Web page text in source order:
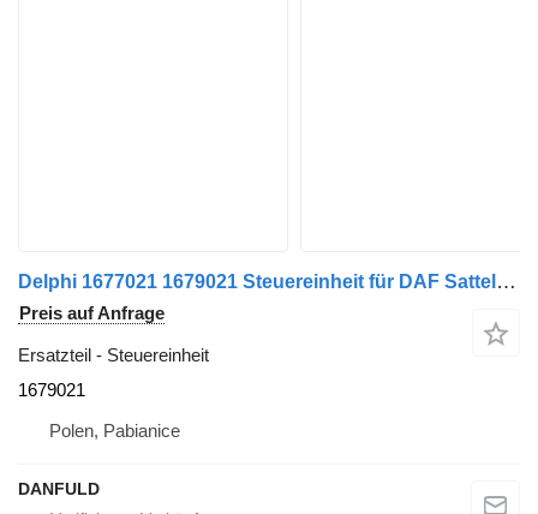
Delphi 1677021 1679021 Steuereinheit für DAF Sattelzugmaschine
Preis auf Anfrage
Ersatzteil - Steuereinheit
1679021
Polen, Pabianice
DANFULD